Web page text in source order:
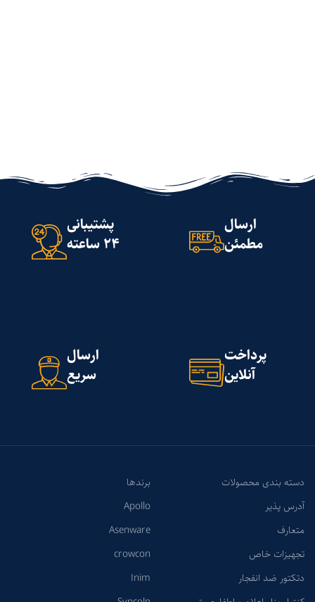
ارسال
مطمئن
پشتیبانی
24 ساعته
پرداخت
آنلاین
ارسال
سریع
دسته بندی محصولات
آدرس پذیر
متعارف
تجهیزات خاص
دتکتور ضد انفجار
برندها
Apollo
Asenware
crowcon
Inim